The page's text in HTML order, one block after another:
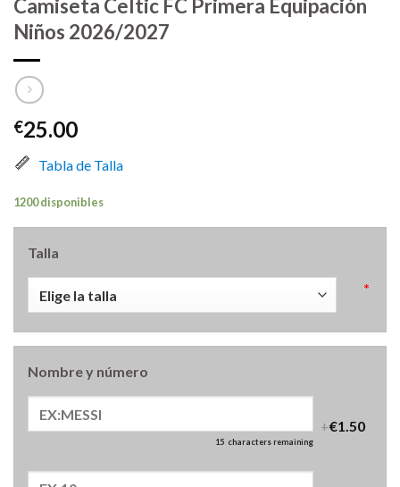
Camiseta Celtic FC Primera Equipación
Niños 2026/2027
€25.00
Tabla de Talla
1200 disponibles
Talla
*
Nombre y número
15 characters remaining
+€1.50